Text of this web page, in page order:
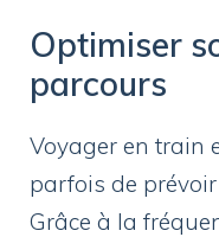
Optimiser
parcours
Voyager en train
parfois de
Grâce à la